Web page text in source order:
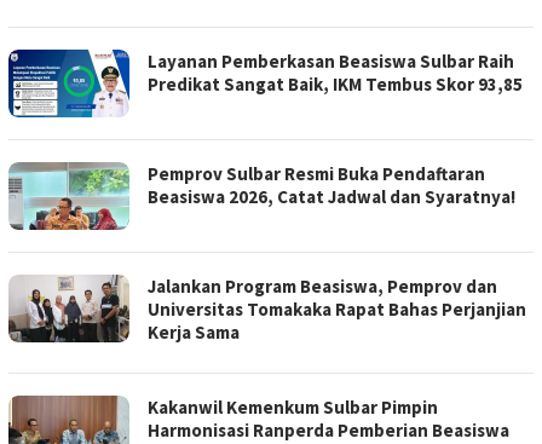
Layanan Pemberkasan Beasiswa Sulbar Raih
Predikat Sangat Baik, IKM Tembus Skor 93,85
Pemprov Sulbar Resmi Buka Pendaftaran
Beasiswa 2026, Catat Jadwal dan Syaratnya!
Jalankan Program Beasiswa, Pemprov dan
Universitas Tomakaka Rapat Bahas Perjanjian
Kerja Sama
Kakanwil Kemenkum Sulbar Pimpin
Harmonisasi Ranperda Pemberian Beasiswa